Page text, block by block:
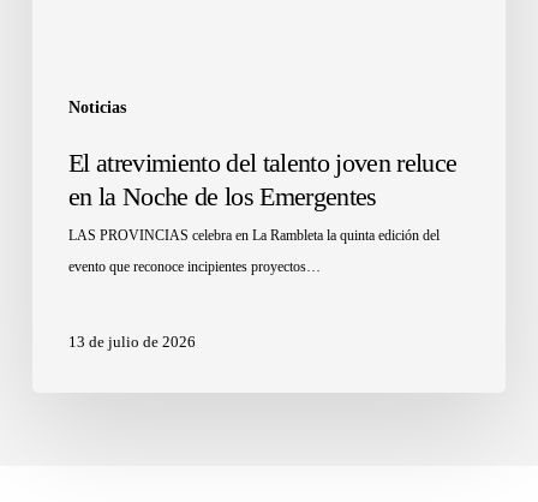
Noticias
El atrevimiento del talento joven reluce
en la Noche de los Emergentes
LAS PROVINCIAS celebra en La Rambleta la quinta edición del
evento que reconoce incipientes proyectos…
13 de julio de 2026